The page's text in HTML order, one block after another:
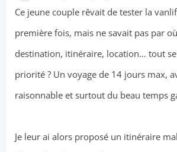
Ce jeune couple rêvait de tester la
première fois, mais ne savait pas par
destination, itinéraire, location… tout
priorité ? Un voyage de 14 jours max,
raisonnable et surtout du beau temps
Je leur ai alors proposé un itinéraire